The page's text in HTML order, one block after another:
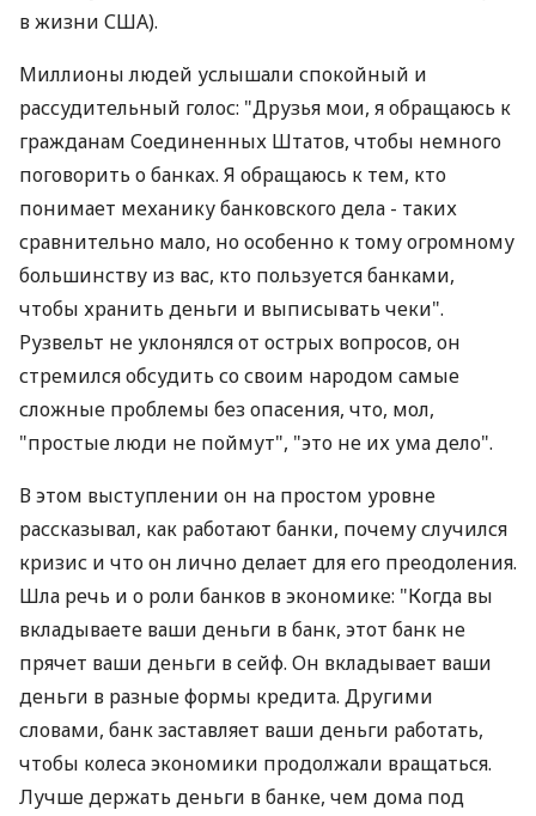
в жизни США).
Миллионы людей услышали спокойный и
рассудительный голос: "Друзья мои, я обращаюсь к
гражданам Соединенных Штатов, чтобы немного
поговорить о банках. Я обращаюсь к тем, кто
понимает механику банковского дела - таких
сравнительно мало, но особенно к тому огромному
большинству из вас, кто пользуется банками,
чтобы хранить деньги и выписывать чеки".
Рузвельт не уклонялся от острых вопросов, он
стремился обсудить со своим народом самые
сложные проблемы без опасения, что, мол,
"простые люди не поймут", "это не их ума дело".
В этом выступлении он на простом уровне
рассказывал, как работают банки, почему случился
кризис и что он лично делает для его преодоления.
Шла речь и о роли банков в экономике: "Когда вы
вкладываете ваши деньги в банк, этот банк не
прячет ваши деньги в сейф. Он вкладывает ваши
деньги в разные формы кредита. Другими
словами, банк заставляет ваши деньги работать,
чтобы колеса экономики продолжали вращаться.
Лучше держать деньги в банке, чем дома под